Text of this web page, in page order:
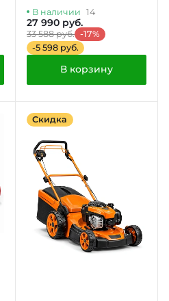
В наличии 14
27 990 руб.
33 588 руб. -17%
-5 598 руб.
В корзину
Скидка